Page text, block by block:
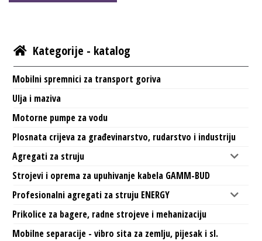
Kategorije - katalog
Mobilni spremnici za transport goriva
Ulja i maziva
Motorne pumpe za vodu
Plosnata crijeva za građevinarstvo, rudarstvo i industriju
Agregati za struju
Strojevi i oprema za upuhivanje kabela GAMM-BUD
Profesionalni agregati za struju ENERGY
Prikolice za bagere, radne strojeve i mehanizaciju
Mobilne separacije - vibro sita za zemlju, pijesak i sl.